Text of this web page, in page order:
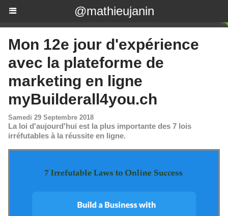
@mathieujanin
Mon 12e jour d'expérience
avec la plateforme de
marketing en ligne
myBuilderall4you.ch
Samedi 29 Septembre 2018
La loi d'aujourd'hui est la plus importante des 7 lois
irréfutables à la réussite en ligne.